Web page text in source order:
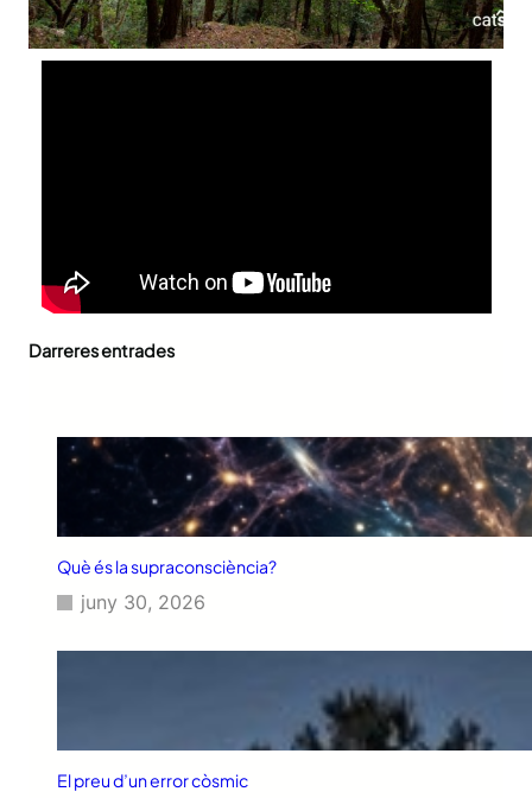
Darreres entrades
Què és la supraconsciència?
juny 30, 2026
El preu d’un error còsmic